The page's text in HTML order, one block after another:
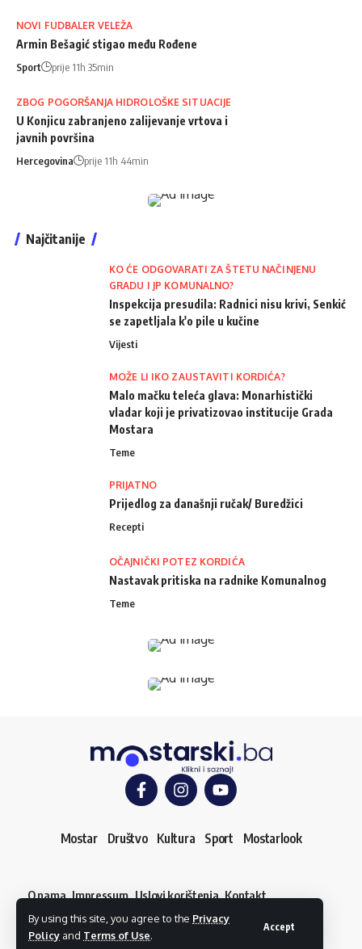
By using this site, you agree to the Privacy
Policy and Terms of Use.
Accept
NOVI FUDBALER VELEŽA
Armin Bešagić stigao među Rođene
Sport prije 11h 35min
ZBOG POGORŠANJA HIDROLOŠKE SITUACIJE
U Konjicu zabranjeno zalijevanje vrtova i
javnih površina
Hercegovina prije 11h 44min
Najčitanije
KO ĆE ODGOVARATI ZA ŠTETU NAČINJENU
GRADU I JP KOMUNALNO?
Inspekcija presudila: Radnici nisu krivi, Senkić
se zapetljala k'o pile u kučine
Vijesti
MOŽE LI IKO ZAUSTAVITI KORDIĆA?
Malo mačku teleća glava: Monarhistički
vladar koji je privatizovao institucije Grada
Mostara
Teme
PRIJATNO
Prijedlog za današnji ručak/ Buredžici
Recepti
OČAJNIČKI POTEZ KORDIĆA
Nastavak pritiska na radnike Komunalnog
Teme
Mostar Društvo Kultura Sport Mostarlook
O nama Impressum Uslovi korištenja Kontakt
Dojavi vijest
© mostarski.ba. Sva prava pridržana